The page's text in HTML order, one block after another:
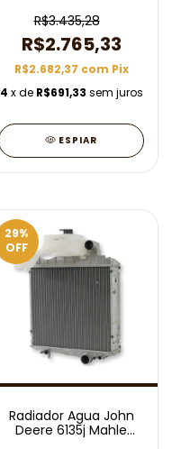
LS-2638 Sem Ar
Mecânico 1998/2006
Brasado Bicudo Sem
Lateral
R$3.435,28
R$2.765,33
R$2.682,37 com Pix
4 x de R$691,33 sem juros
ESPIAR
29%
OFF
Radiador Agua John
Deere 6135j Mahle